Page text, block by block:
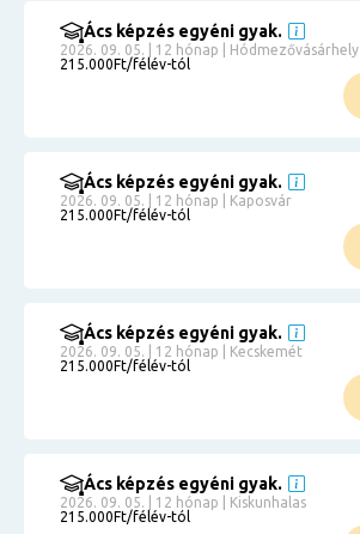
Ács képzés egyéni gyak.
2026. 09. 05. | 12 hónap | Hódmezővásárhely
215.000Ft/félév-tól
Ács képzés egyéni gyak.
2026. 09. 05. | 12 hónap | Kaposvár
215.000Ft/félév-tól
Ács képzés egyéni gyak.
2026. 09. 05. | 12 hónap | Kecskemét
215.000Ft/félév-tól
Ács képzés egyéni gyak.
2026. 09. 05. | 12 hónap | Kiskunhalas
215.000Ft/félév-tól